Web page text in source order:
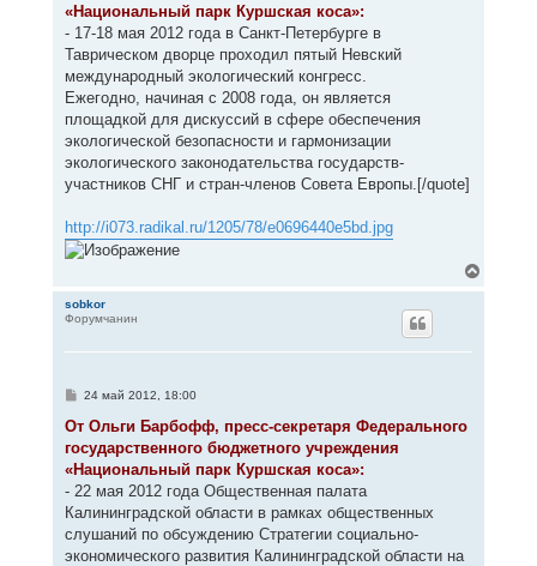
«Национальный парк Куршская коса»:
- 17-18 мая 2012 года в Санкт-Петербурге в
Таврическом дворце проходил пятый Невский
международный экологический конгресс.
Ежегодно, начиная с 2008 года, он является
площадкой для дискуссий в сфере обеспечения
экологической безопасности и гармонизации
экологического законодательства государств-
участников СНГ и стран-членов Совета Европы.[/quote]
http://i073.radikal.ru/1205/78/e0696440e5bd.jpg
sobkor
Форумчанин
С
о
щ
е
и
е
24 май 2012, 18:00
От Ольги Барбофф, пресс-секретаря Федерального
государственного бюджетного учреждения
«Национальный парк Куршская коса»:
- 22 мая 2012 года Общественная палата
Калининградской области в рамках общественных
слушаний по обсуждению Стратегии социально-
экономического развития Калининградской области на